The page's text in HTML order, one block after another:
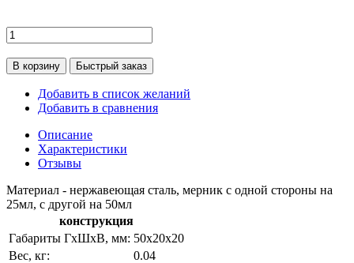
В корзину Быстрый заказ
Добавить в список желаний
Добавить в сравнения
Описание
Характеристики
Отзывы
Материал - нержавеющая сталь, мерник с одной стороны на
25мл, с другой на 50мл
конструкция
Габариты ГхШхВ, мм: 50х20х20
Вес, кг:
0.04